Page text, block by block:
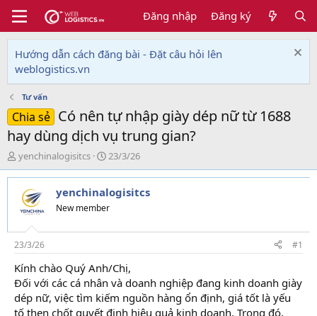
Đăng nhập Đăng ký
Hướng dẫn cách đăng bài - Đặt câu hỏi lên
weblogistics.vn
Tư vấn
Chia sẻ Có nên tự nhập giày dép nữ từ 1688
hay dùng dịch vụ trung gian?
T
h
r
e
s
t
a
r
t
e
r
yenchinalogisitcs
N
g
à
y
g
i
23/3/26
yenchinalogisitcs
New member
23/3/26 #1
Kính chào Quý Anh/Chị,
Đối với các cá nhân và doanh nghiệp đang kinh doanh giày
dép nữ, việc tìm kiếm nguồn hàng ổn định, giá tốt là yếu
tố then chốt quyết định hiệu quả kinh doanh. Trong đó,